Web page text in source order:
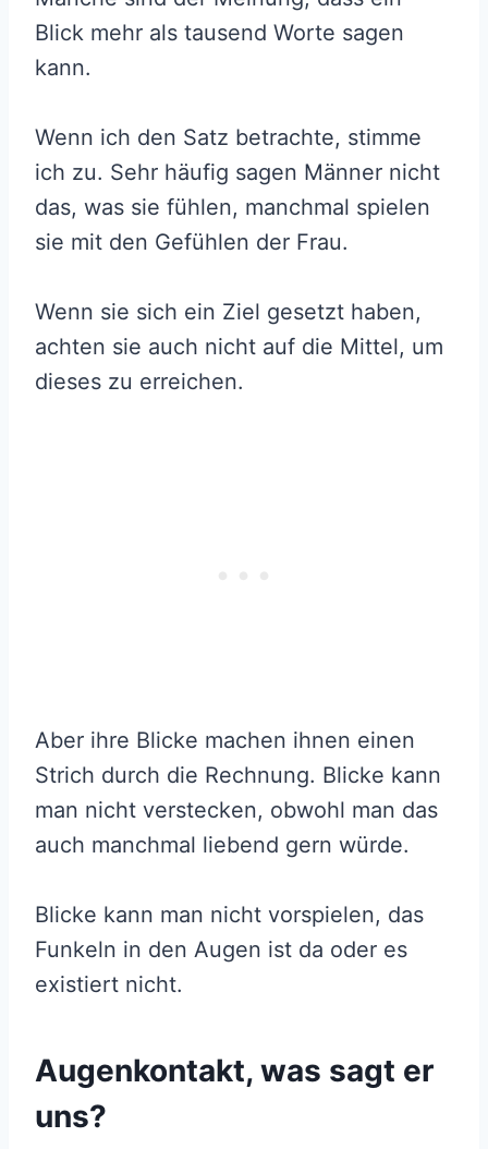
Blick mehr als tausend Worte sagen
kann.
Wenn ich den Satz betrachte, stimme
ich zu. Sehr häufig sagen Männer nicht
das, was sie fühlen, manchmal spielen
sie mit den Gefühlen der Frau.
Wenn sie sich ein Ziel gesetzt haben,
achten sie auch nicht auf die Mittel, um
dieses zu erreichen.
Aber ihre Blicke machen ihnen einen
Strich durch die Rechnung. Blicke kann
man nicht verstecken, obwohl man das
auch manchmal liebend gern würde.
Blicke kann man nicht vorspielen, das
Funkeln in den Augen ist da oder es
existiert nicht.
Augenkontakt, was sagt er
uns?